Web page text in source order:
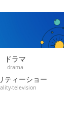
ドラマ
drama
ティーショー
television